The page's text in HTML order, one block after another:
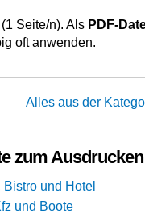
(1 Seite/n). Als PDF-
oft anwenden.
Alles aus der
zum Ausdrucken
und Hotel
und Boote